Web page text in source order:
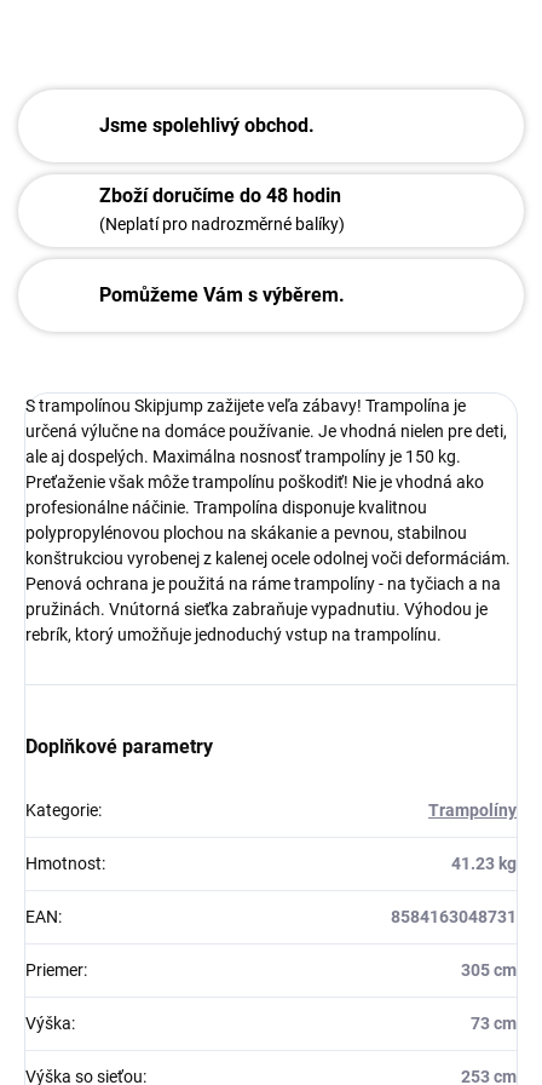
Jsme spolehlivý obchod.
Zboží doručíme do 48 hodin
(Neplatí pro nadrozměrné balíky)
Pomůžeme Vám s výběrem.
S trampolínou Skipjump zažijete veľa zábavy! Trampolína je
určená výlučne na domáce používanie. Je vhodná nielen pre deti,
ale aj dospelých. Maximálna nosnosť trampolíny je 150 kg.
Preťaženie však môže trampolínu poškodiť! Nie je vhodná ako
profesionálne náčinie. Trampolína disponuje kvalitnou
polypropylénovou plochou na skákanie a pevnou, stabilnou
konštrukciou vyrobenej z kalenej ocele odolnej voči deformáciám.
Penová ochrana je použitá na ráme trampolíny - na tyčiach a na
pružinách. Vnútorná sieťka zabraňuje vypadnutiu. Výhodou je
rebrík, ktorý umožňuje jednoduchý vstup na trampolínu.
Doplňkové parametry
Kategorie: Trampolíny
Hmotnost: 41.23 kg
EAN: 8584163048731
Priemer: 305 cm
Výška: 73 cm
Výška so sieťou: 253 cm